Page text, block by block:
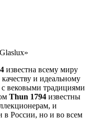
известна всему миру
и идеальному
вековыми традициями
Thun 1794 известны
и
в России, но и во всем